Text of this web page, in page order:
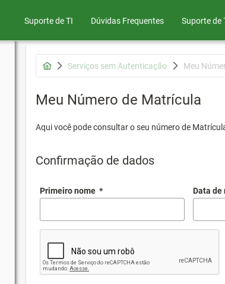
Suporte de TI Dúvidas Frequentes Suporte de
Serviços sem Autenticação Meu
Meu Número de Matrícula
Aqui você pode consultar o seu número de
Confirmação de dados
Primeiro nome * Data